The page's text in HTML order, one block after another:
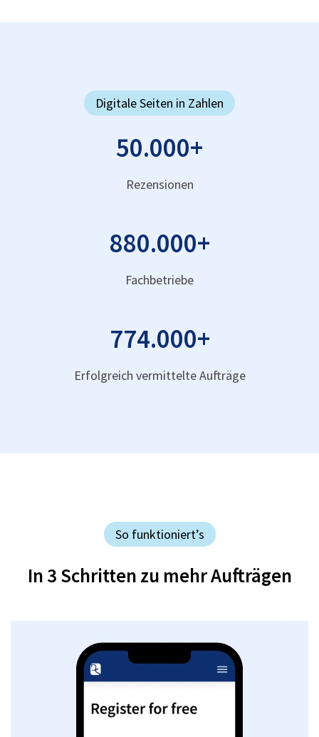
Digitale Seiten in Zahlen
50.000+
Rezensionen
880.000+
Fachbetriebe
774.000+
Erfolgreich vermittelte Aufträge
So funktioniert’s
In 3 Schritten zu mehr Aufträgen